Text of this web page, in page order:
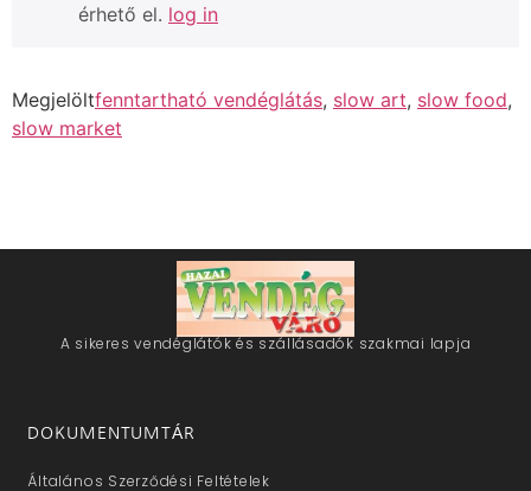
érhető el. log in
Megjelöltfenntartható vendéglátás, slow art, slow food,
slow market
A sikeres vendéglátók és szállásadók szakmai lapja
DOKUMENTUMTÁR
Általános Szerződési Feltételek